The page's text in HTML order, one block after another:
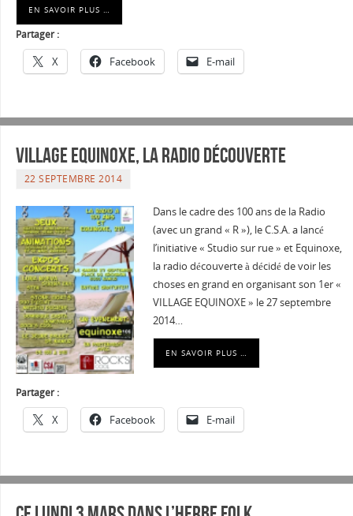
EN SAVOIR PLUS …
Partager :
X Facebook E-mail
Village Equinoxe, la radio découverte
22 SEPTEMBRE 2014
Dans le cadre des 100 ans de la Radio
(avec un grand « R »), le C.S.A. a lancé
l’initiative « Studio sur rue » et Equinoxe,
la radio découverte à décidé de voir les
choses en grand en organisant son 1er «
VILLAGE EQUINOXE » le 27 septembre
2014…
EN SAVOIR PLUS …
Partager :
X Facebook E-mail